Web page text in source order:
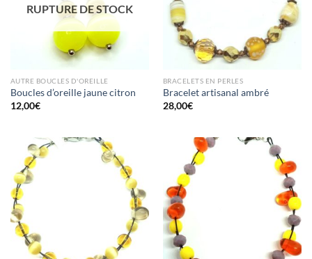
RUPTURE DE STOCK
AUTRE BOUCLES D'OREILLE
Boucles d’oreille jaune citron
12,00€
BRACELETS EN PERLES
Bracelet artisanal ambré
28,00€